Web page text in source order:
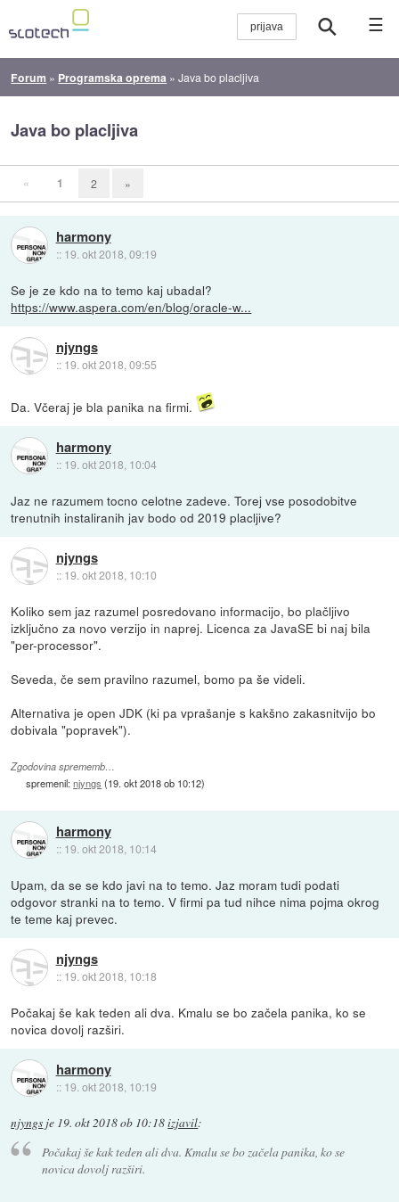
☰
Forum » Programska oprema »Java bo placljiva
Java bo placljiva
« 1 2 »
harmony
:: 19. okt 2018, 09:19
Se je ze kdo na to temo kaj ubadal?
https://www.aspera.com/en/blog/oracle-w...
njyngs
:: 19. okt 2018, 09:55
Da. Včeraj je bla panika na firmi.
harmony
:: 19. okt 2018, 10:04
Jaz ne razumem tocno celotne zadeve. Torej vse posodobitve
trenutnih instaliranih jav bodo od 2019 placljive?
njyngs
:: 19. okt 2018, 10:10
Koliko sem jaz razumel posredovano informacijo, bo plačljivo
izključno za novo verzijo in naprej. Licenca za JavaSE bi naj bila
"per-processor".
Seveda, če sem pravilno razumel, bomo pa še videli.
Alternativa je open JDK (ki pa vprašanje s kakšno zakasnitvijo bo
dobivala "popravek").
Zgodovina sprememb…
spremenil:njyngs (19. okt 2018 ob 10:12)
harmony
:: 19. okt 2018, 10:14
Upam, da se se kdo javi na to temo. Jaz moram tudi podati
odgovor stranki na to temo. V firmi pa tud nihce nima pojma okrog
te teme kaj prevec.
njyngs
:: 19. okt 2018, 10:18
Počakaj še kak teden ali dva. Kmalu se bo začela panika, ko se
novica dovolj razširi.
harmony
:: 19. okt 2018, 10:19
njyngs je 19. okt 2018 ob 10:18izjavil:
Počakaj še kak teden ali dva. Kmalu se bo začela panika, ko se
novica dovolj razširi.